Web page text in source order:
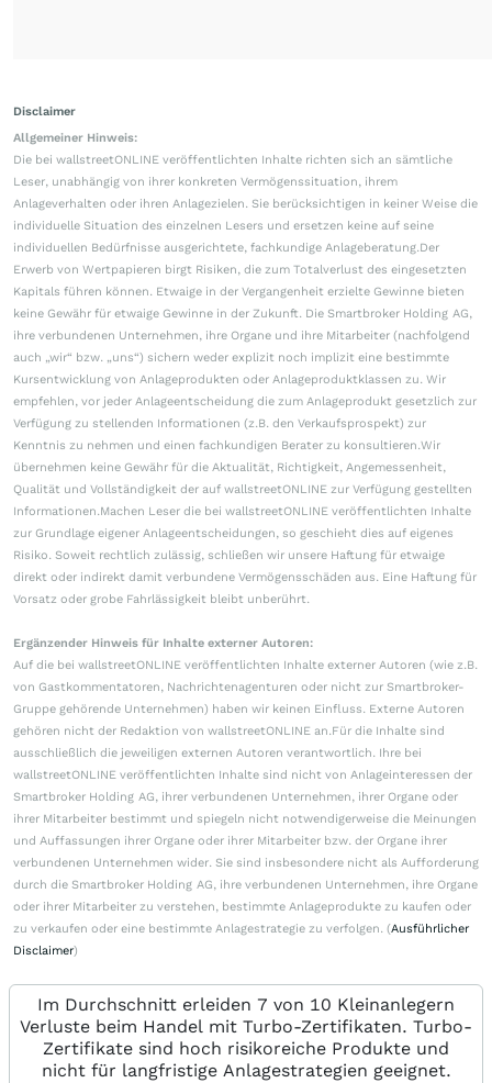
Disclaimer
Allgemeiner Hinweis:
Die bei wallstreetONLINE veröffentlichten Inhalte richten sich an sämtliche
Leser, unabhängig von ihrer konkreten Vermögenssituation, ihrem
Anlageverhalten oder ihren Anlagezielen. Sie berücksichtigen in keiner Weise die
individuelle Situation des einzelnen Lesers und ersetzen keine auf seine
individuellen Bedürfnisse ausgerichtete, fachkundige Anlageberatung.Der
Erwerb von Wertpapieren birgt Risiken, die zum Totalverlust des eingesetzten
Kapitals führen können. Etwaige in der Vergangenheit erzielte Gewinne bieten
keine Gewähr für etwaige Gewinne in der Zukunft. Die Smartbroker Holding AG,
ihre verbundenen Unternehmen, ihre Organe und ihre Mitarbeiter (nachfolgend
auch „wir“ bzw. „uns“) sichern weder explizit noch implizit eine bestimmte
Kursentwicklung von Anlageprodukten oder Anlageproduktklassen zu. Wir
empfehlen, vor jeder Anlageentscheidung die zum Anlageprodukt gesetzlich zur
Verfügung zu stellenden Informationen (z.B. den Verkaufsprospekt) zur
Kenntnis zu nehmen und einen fachkundigen Berater zu konsultieren.Wir
übernehmen keine Gewähr für die Aktualität, Richtigkeit, Angemessenheit,
Qualität und Vollständigkeit der auf wallstreetONLINE zur Verfügung gestellten
Informationen.Machen Leser die bei wallstreetONLINE veröffentlichten Inhalte
zur Grundlage eigener Anlageentscheidungen, so geschieht dies auf eigenes
Risiko. Soweit rechtlich zulässig, schließen wir unsere Haftung für etwaige
direkt oder indirekt damit verbundene Vermögensschäden aus. Eine Haftung für
Vorsatz oder grobe Fahrlässigkeit bleibt unberührt.
Ergänzender Hinweis für Inhalte externer Autoren:
Auf die bei wallstreetONLINE veröffentlichten Inhalte externer Autoren (wie z.B.
von Gastkommentatoren, Nachrichtenagenturen oder nicht zur Smartbroker-
Gruppe gehörende Unternehmen) haben wir keinen Einfluss. Externe Autoren
gehören nicht der Redaktion von wallstreetONLINE an.Für die Inhalte sind
ausschließlich die jeweiligen externen Autoren verantwortlich. Ihre bei
wallstreetONLINE veröffentlichten Inhalte sind nicht von Anlageinteressen der
Smartbroker Holding AG, ihrer verbundenen Unternehmen, ihrer Organe oder
ihrer Mitarbeiter bestimmt und spiegeln nicht notwendigerweise die Meinungen
und Auffassungen ihrer Organe oder ihrer Mitarbeiter bzw. der Organe ihrer
verbundenen Unternehmen wider. Sie sind insbesondere nicht als Aufforderung
durch die Smartbroker Holding AG, ihre verbundenen Unternehmen, ihre Organe
oder ihrer Mitarbeiter zu verstehen, bestimmte Anlageprodukte zu kaufen oder
zu verkaufen oder eine bestimmte Anlagestrategie zu verfolgen. (Ausführlicher
Disclaimer)
Im Durchschnitt erleiden 7 von 10 Kleinanlegern
Verluste beim Handel mit Turbo-Zertifikaten. Turbo-
Zertifikate sind hoch risikoreiche Produkte und
nicht für langfristige Anlagestrategien geeignet.